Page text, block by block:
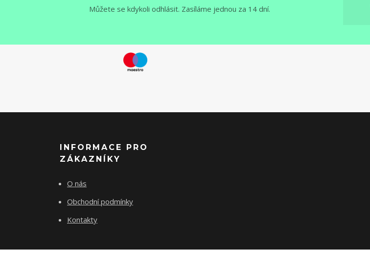
Můžete se kdykoli odhlásit. Zasíláme jednou za 14 dní.
INFORMACE PRO
ZÁKAZNÍKY
O nás
Obchodní podmínky
Kontakty